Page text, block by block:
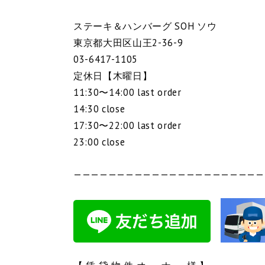
ステーキ＆ハンバーグ SOH ソウ
東京都大田区山王2-36-9
03-6417-1105
定休日【木曜日】
11:30〜14:00 last order
14:30 close
17:30〜22:00 last order
23:00 close